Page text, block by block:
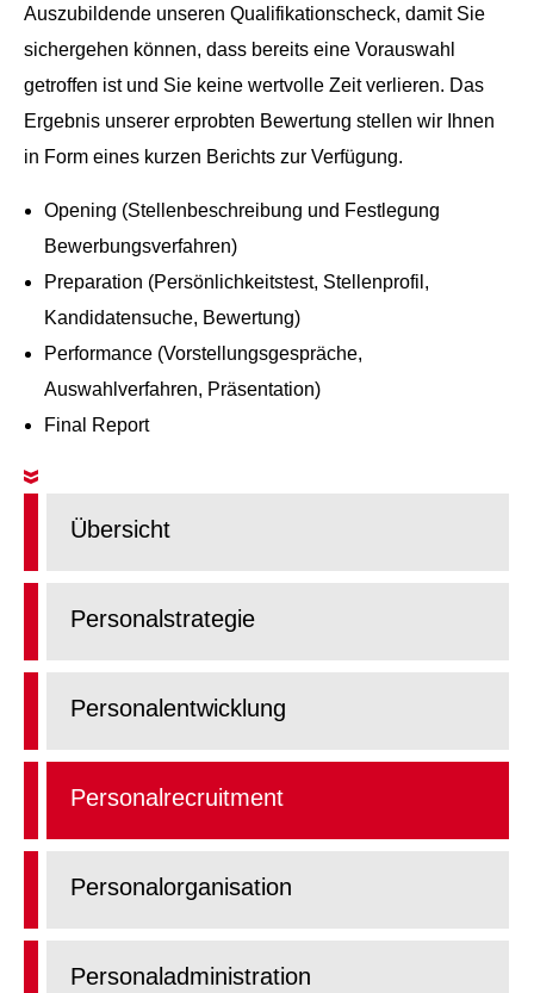
Auszubildende unseren Qualifikationscheck, damit Sie
sichergehen können, dass bereits eine Vorauswahl
getroffen ist und Sie keine wertvolle Zeit verlieren. Das
Ergebnis unserer erprobten Bewertung stellen wir Ihnen
in Form eines kurzen Berichts zur Verfügung.
Opening (Stellenbeschreibung und Festlegung
Bewerbungsverfahren)
Preparation (Persönlichkeitstest, Stellenprofil,
Kandidatensuche, Bewertung)
Performance (Vorstellungsgespräche,
Auswahlverfahren, Präsentation)
Final Report
Übersicht
Personalstrategie
Personalentwicklung
Personalrecruitment
Personalorganisation
Personaladministration